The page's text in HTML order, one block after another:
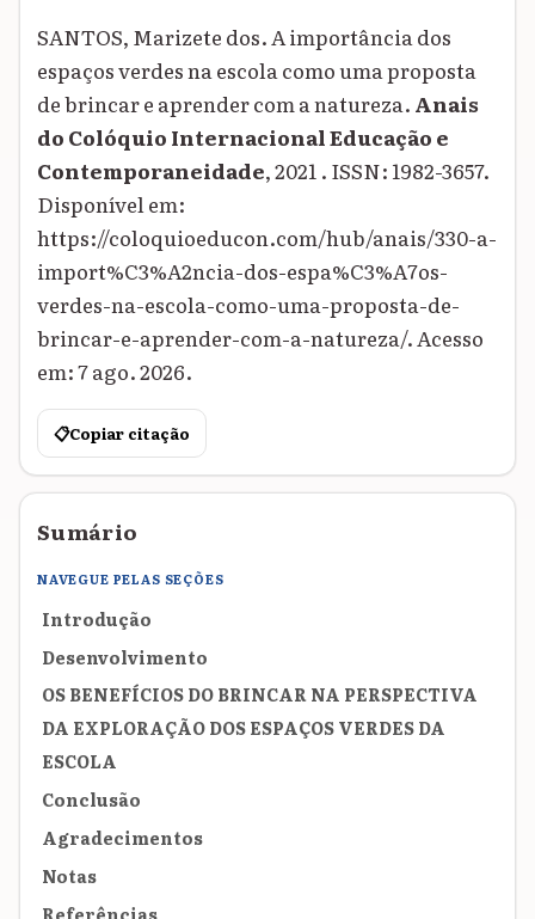
SANTOS, Marizete dos. A importância dos
espaços verdes na escola como uma proposta
de brincar e aprender com a natureza. Anais
do Colóquio Internacional Educação e
Contemporaneidade, 2021 . ISSN: 1982-3657.
Disponível em:
https://coloquioeducon.com/hub/anais/330-a-
import%C3%A2ncia-dos-espa%C3%A7os-
verdes-na-escola-como-uma-proposta-de-
brincar-e-aprender-com-a-natureza/. Acesso
em: 7 ago. 2026.
📋Copiar citação
Sumário
NAVEGUE PELAS SEÇÕES
Introdução
Desenvolvimento
OS BENEFÍCIOS DO BRINCAR NA PERSPECTIVA
DA EXPLORAÇÃO DOS ESPAÇOS VERDES DA
ESCOLA
Conclusão
Agradecimentos
Notas
Referências